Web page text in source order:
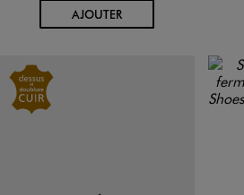
AJOUTERAU PANIER